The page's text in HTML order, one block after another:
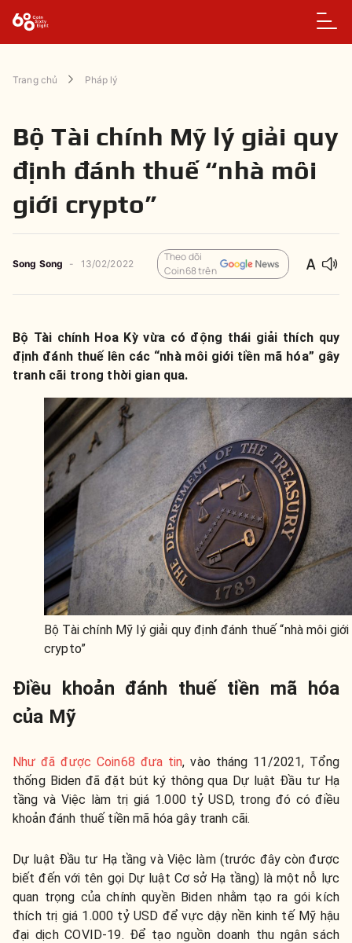
Trang chủ Pháp lý
Bộ Tài chính Mỹ lý giải quy
định đánh thuế “nhà môi
giới crypto”
Song Song - 13/02/2022
Theo dõi
Coin68 trên
Bộ Tài chính Hoa Kỳ vừa có động thái giải thích quy
định đánh thuế lên các “nhà môi giới tiền mã hóa” gây
tranh cãi trong thời gian qua.
Bộ Tài chính Mỹ lý giải quy định đánh thuế “nhà môi giới
crypto”
Điều khoản đánh thuế tiền mã hóa
của Mỹ
Như đã được Coin68 đưa tin, vào tháng 11/2021, Tổng
thống Biden đã đặt bút ký thông qua Dự luật Đầu tư Hạ
tầng và Việc làm trị giá 1.000 tỷ USD, trong đó có điều
khoản đánh thuế tiền mã hóa gây tranh cãi.
Dự luật Đầu tư Hạ tầng và Việc làm (trước đây còn được
biết đến với tên gọi Dự luật Cơ sở Hạ tầng) là một nỗ lực
quan trọng của chính quyền Biden nhằm tạo ra gói kích
thích trị giá 1.000 tỷ USD để vực dậy nền kinh tế Mỹ hậu
đại dịch COVID-19. Để tạo nguồn doanh thu ngân sách